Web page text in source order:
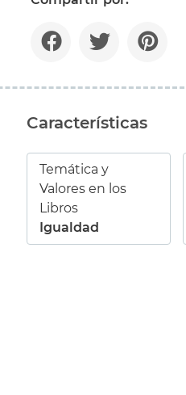
Características
Temática y
Valores en los
Libros
Igualdad